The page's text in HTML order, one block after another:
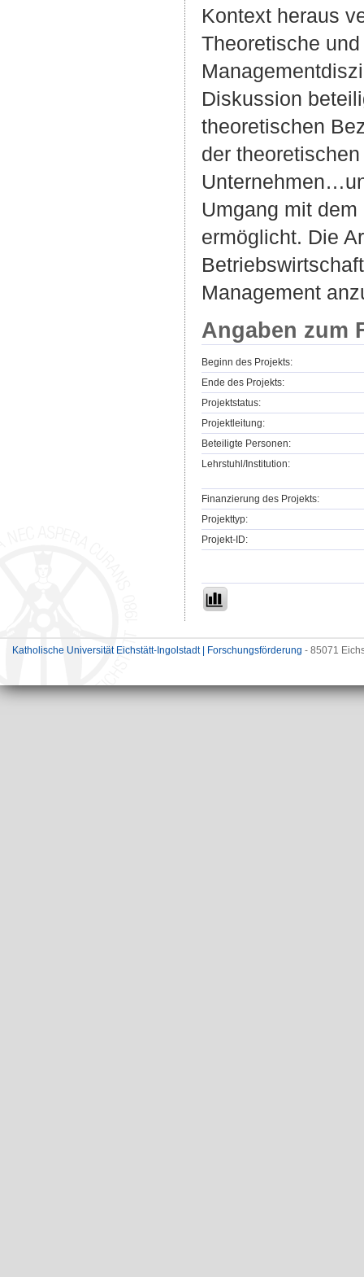
Kontext heraus
Theoretische
Diskussion
theoretischen
der
Umgang mit
ermöglicht. Die
Management
Angaben zum
Beginn des Projekts:
Ende des Projekts:
Projektstatus:
Projektleitung:
Beteiligte Personen:
Lehrstuhl/Institution:
Finanzierung des Projekts:
Projekttyp:
Projekt-ID:
Katholische Universität Eichstätt-Ingolstadt | Forschungsförderung - 85071